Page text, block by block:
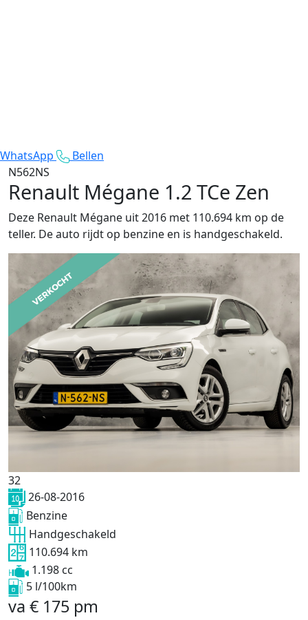
WhatsApp
Bellen
N562NS
Renault Mégane 1.2 TCe Zen
Deze Renault Mégane uit 2016 met 110.694 km op de
teller. De auto rijdt op benzine en is handgeschakeld.
32
26-08-2016
Benzine
Handgeschakeld
110.694 km
1.198 cc
5 l/100km
va € 175 pm